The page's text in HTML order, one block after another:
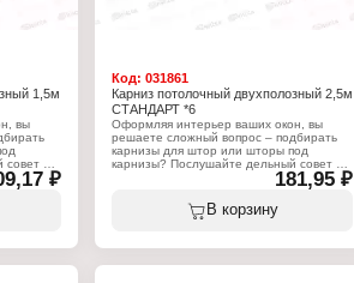
1,5м
вы
–
его
₽
Код: 031861
Карниз потолочный двухполозный 2,5м
СТАНДАРТ *6
Оформляя интерьер ваших окон, вы
решаете сложный вопрос – подбирать
карнизы для штор или шторы под
карнизы? Послушайте дельный совет –
карнизы для штор необходимо
приобретать после того, как вы
определились с типом штор и их
собственным весом. Но только после
известна длина карниза и высота его
181,95 ₽
В корзину